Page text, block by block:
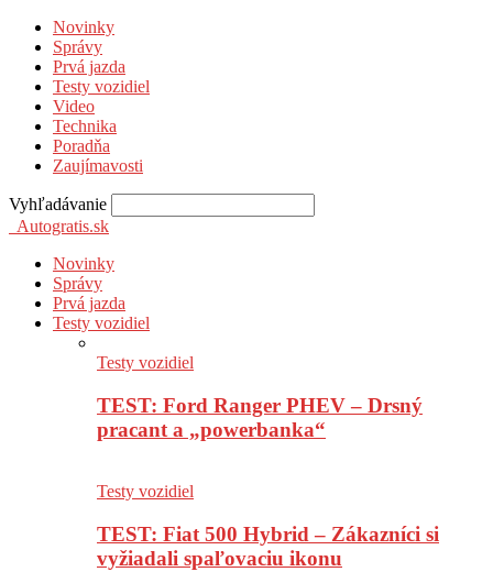
Novinky
Správy
Prvá jazda
Testy vozidiel
Video
Technika
Poradňa
Zaujímavosti
Vyhľadávanie
Autogratis.sk
Novinky
Správy
Prvá jazda
Testy vozidiel
Testy vozidiel
TEST: Ford Ranger PHEV – Drsný
pracant a „powerbanka“
Testy vozidiel
TEST: Fiat 500 Hybrid – Zákazníci si
vyžiadali spaľovaciu ikonu